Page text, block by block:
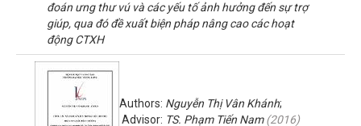
đoán ưng thư vú và các yếu tố ảnh hưởng đến sự trợ
giúp, qua đó đề xuất biện pháp nâng cao các hoạt
động CTXH
Authors: Nguyễn Thị Vân Khánh;
Advisor: TS. Phạm Tiến Nam(2016)